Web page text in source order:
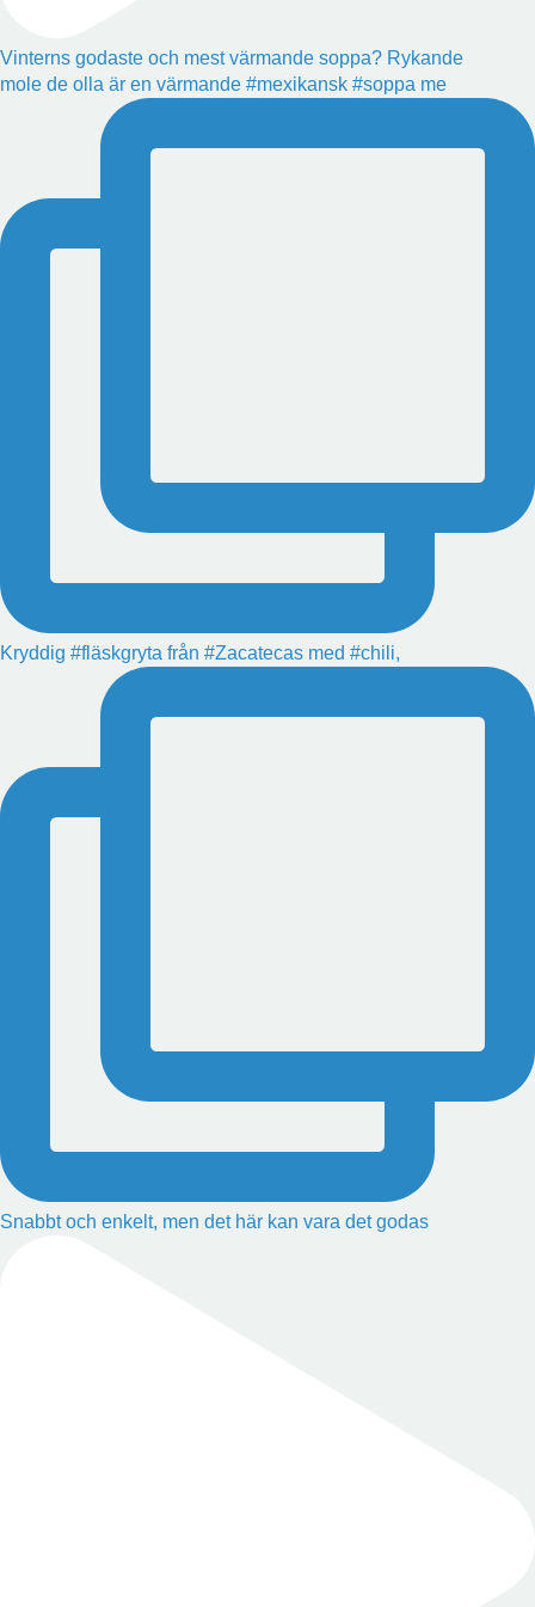
Vinterns godaste och mest värmande soppa? Rykande
mole de olla är en värmande #mexikansk #soppa me
Kryddig #fläskgryta från #Zacatecas med #chili,
Snabbt och enkelt, men det här kan vara det godas